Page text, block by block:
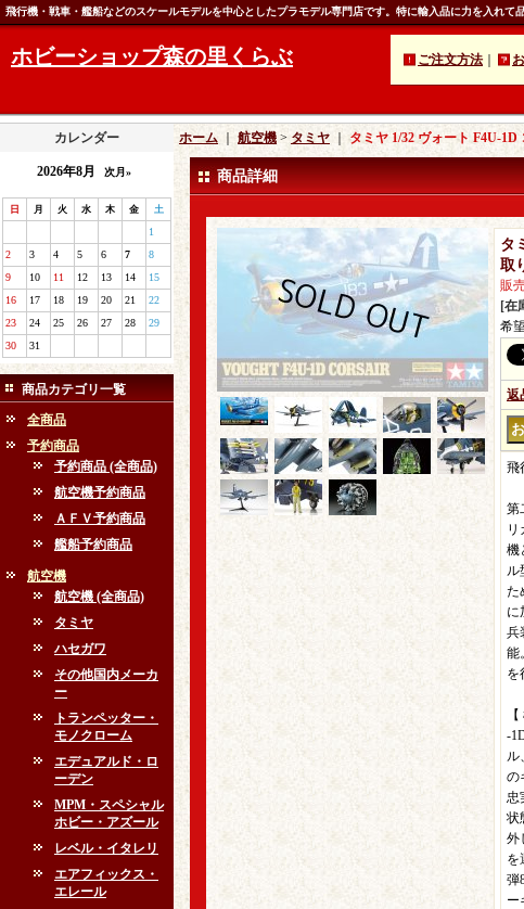
飛行機・戦車・艦船などのスケールモデルを中心としたプラモデル専門店です。特に輸入品に力を入れて
ホビーショップ森の里くらぶ ご注文方法
カレンダー
2026年8月 次月»
日 月 火 水 木 金 土
1
2
3 4 5 6 7
8
9
10 11 12 13 14
15
16
17 18 19 20 21
22
23
24 25 26 27 28
29
30
31
商品カテゴリ一覧
全商品
予約商品
予約商品 (全商品)
航空機予約商品
ＡＦＶ予約商品
艦船予約商品
航空機
航空機 (全商品)
タミヤ
ハセガワ
その他国内メーカ
ー
トランペッター・
モノクローム
エデュアルド・ロ
ーデン
MPM・スペシャル
ホビー・アズール
レベル・イタレリ
エアフィックス・
エレール
ホーム 航空機 > タミヤ ｜タミヤ 1/32 ヴォート F4U-1D
商品詳細
タ
取
販
[在
希
返
飛
第
リ
機
ル
た
に
兵
能
を
-
ル
の
忠
状
外
を
弾
ー